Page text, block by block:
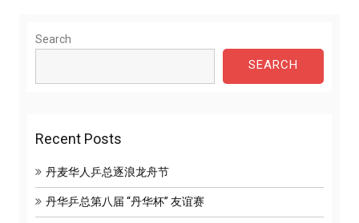
Search
SEARCH
Recent Posts
丹麦华人乒总逐浪龙舟节
丹华乒总第八届 “丹华杯” 友谊赛